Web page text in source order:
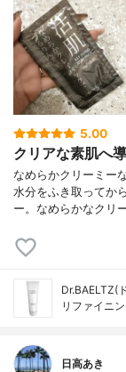
5.00
クリアな素肌へ
なめらかクリーミー
水分をふき取ってか
ー。なめらかなクリ
Dr.BAELTZ(
リファイニ
日高あき